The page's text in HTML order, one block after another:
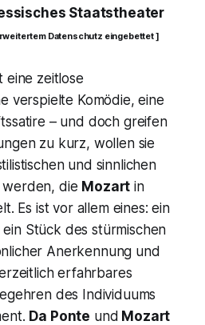
Staatstheater
Datenschutz eingebettet ]
eine zeitlose
verspielte Komödie, eine
– und doch greifen
zu kurz, wollen sie
und sinnlichen
die Mozart in
Es ist vor allem eines: ein
Stück des stürmischen
Anerkennung und
erfahrbares
des Individuums
Da Ponte und Mozart